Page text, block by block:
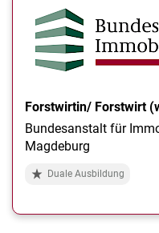
Forstwirtin/ Forstwirt
Bundesanstalt für
Magdeburg
Duale Ausbildung